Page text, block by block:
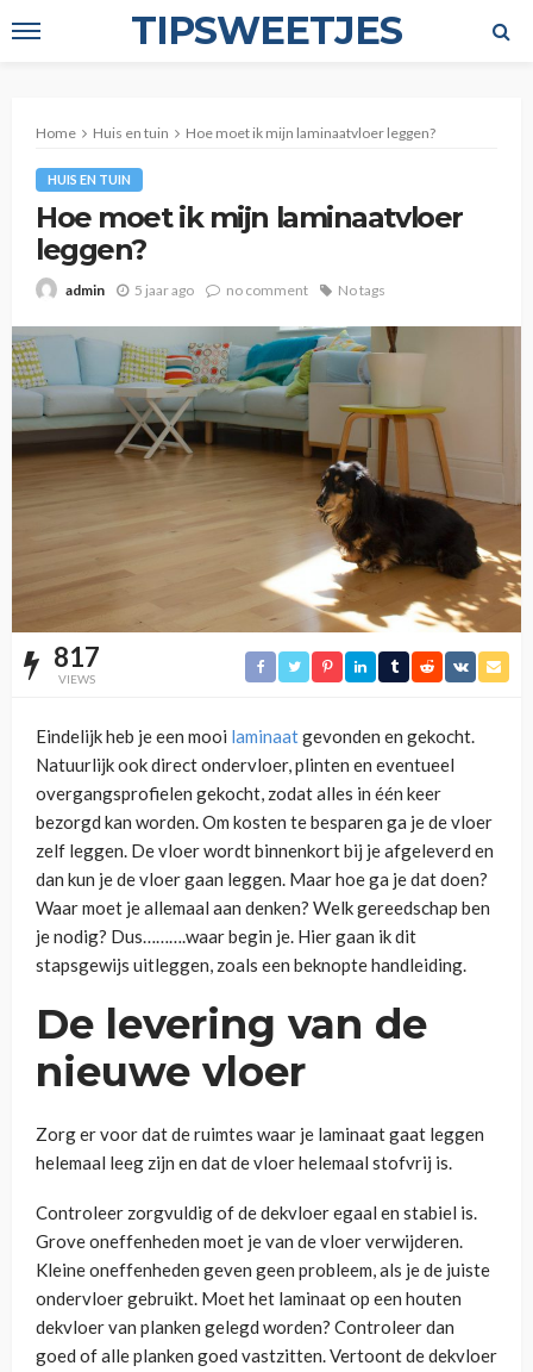
TIPSWEETJES
Home Huis en tuin Hoe moet ik mijn laminaatvloer leggen?
HUIS EN TUIN
Hoe moet ik mijn laminaatvloer
leggen?
admin 5 jaar ago no comment No tags
817
VIEWS
Eindelijkheb je een mooi laminaatgevonden en gekocht.
Natuurlijk ook direct ondervloer, plinten en eventueel
overgangsprofielen gekocht, zodat alles in één keer
bezorgd kan worden. Om kosten te besparen ga je de vloer
zelf leggen. De vloer wordt binnenkort bij je afgeleverd en
dan kun je de vloer gaan leggen. Maar hoe ga je dat doen?
Waar moet je allemaal aan denken? Welk gereedschap ben
je nodig? Dus……….waar begin je. Hier gaan ik dit
stapsgewijs uitleggen, zoals een beknopte handleiding.
De levering van de
nieuwe vloer
Zorg er voor dat de ruimtes waar je laminaat gaat leggen
helemaal leeg zijn en dat de vloer helemaal stofvrij is.
Controleer zorgvuldig of de dekvloer egaal en stabiel is.
Grove oneffenheden moet je van de vloer verwijderen.
Kleine oneffenheden geven geen probleem, als je de juiste
ondervloer gebruikt. Moet het laminaat op een houten
dekvloer van planken gelegd worden? Controleer dan
goed of alle planken goed vastzitten. Vertoont de dekvloer